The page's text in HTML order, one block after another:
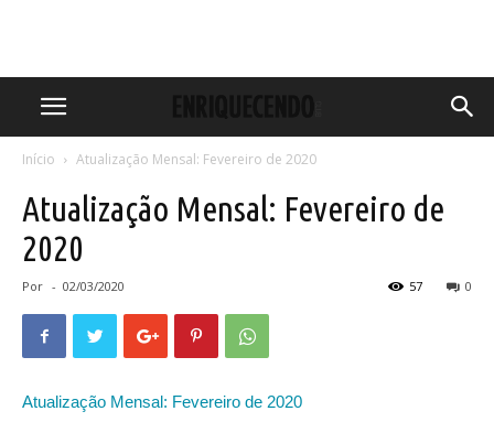
Início Atualização Mensal: Fevereiro de 2020
Atualização Mensal: Fevereiro de
2020
Por - 02/03/2020 0
57
Atualização Mensal: Fevereiro de 2020